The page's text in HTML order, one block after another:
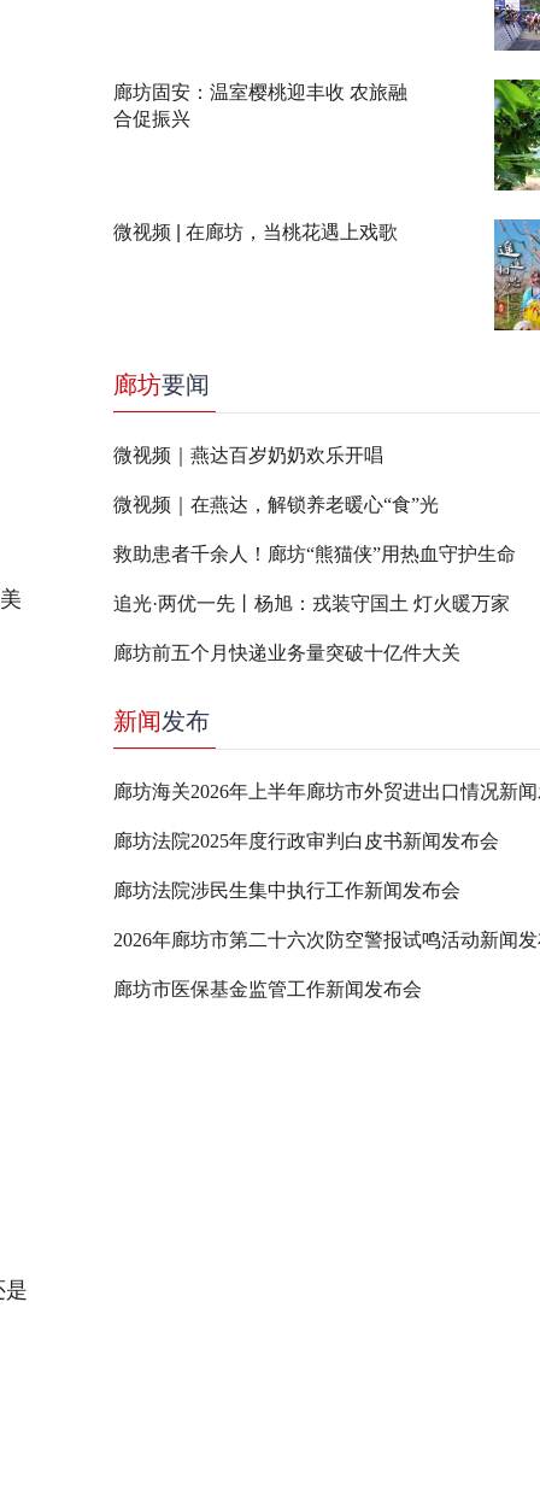
廊坊固安：温室樱桃迎丰收 农旅融
合促振兴
微视频 | 在廊坊，当桃花遇上戏歌
廊坊要闻
微视频｜燕达百岁奶奶欢乐开唱
微视频｜在燕达，解锁养老暖心“食”光
救助患者千余人！廊坊“熊猫侠”用热血守护生命
追光·两优一先丨杨旭：戎装守国土 灯火暖万家
廊坊前五个月快递业务量突破十亿件大关
新闻发布
廊坊海关2026年上半年廊坊市外贸进出口情况新
廊坊法院2025年度行政审判白皮书新闻发布会
廊坊法院涉民生集中执行工作新闻发布会
2026年廊坊市第二十六次防空警报试鸣活动新闻
廊坊市医保基金监管工作新闻发布会